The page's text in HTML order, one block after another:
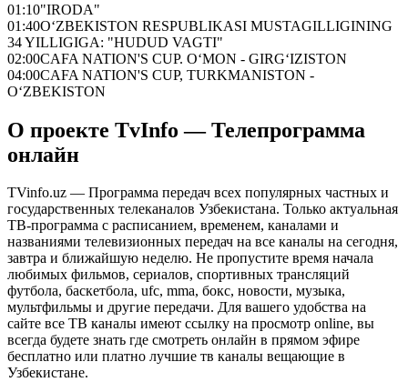
01:10"IRODA"
01:40O‘ZBEKISTON RESPUBLIKASI MUSTAGILLIGINING
34 YILLIGIGA: "HUDUD VAGTI"
02:00CAFA NATION'S CUP. O‘MON - GIRG‘IZISTON
04:00CAFA NATION'S CUP, TURKMANISTON -
O‘ZBEKISTON
О проекте TvInfo — Телепрограмма
онлайн
TVinfo.uz — Программа передач всех популярных частных и
государственных телеканалов Узбекистана. Только актуальная
ТВ-программа с расписанием, временем, каналами и
названиями телевизионных передач на все каналы на сегодня,
завтра и ближайшую неделю. Не пропустите время начала
любимых фильмов, сериалов, спортивных трансляций
футбола, баскетбола, ufc, mma, бокс, новости, музыка,
мультфильмы и другие передачи. Для вашего удобства на
сайте все ТВ каналы имеют ссылку на просмотр online, вы
всегда будете знать где смотреть онлайн в прямом эфире
бесплатно или платно лучшие тв каналы вещающие в
Узбекистане.